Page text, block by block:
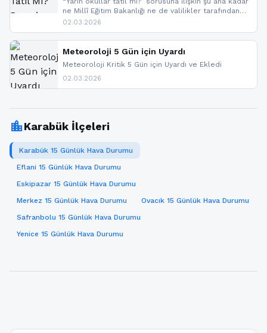
ne Millî Eğitim Bakanlığı ne de valilikler tarafından
yapılmış resmi bir tatil açıklaması bulunmamaktadır.
paylaşacağız. En hızlı şekilde haberdar olmak için
sitemizi takip edebilir ve bildirimleri açabilirsiniz.
02.03.2026
Meteoroloji 5 Gün için Uyardı
Meteoroloji Kritik 5 Gün için Uyardı ve Ekledi
02.03.2026
location_cityKarabük İlçeleri
Karabük 15 Günlük Hava Durumu
Eflani 15 Günlük Hava Durumu
Eskipazar 15 Günlük Hava Durumu
Merkez 15 Günlük Hava Durumu
Ovacık 15 Günlük Hava Durumu
Safranbolu 15 Günlük Hava Durumu
Yenice 15 Günlük Hava Durumu